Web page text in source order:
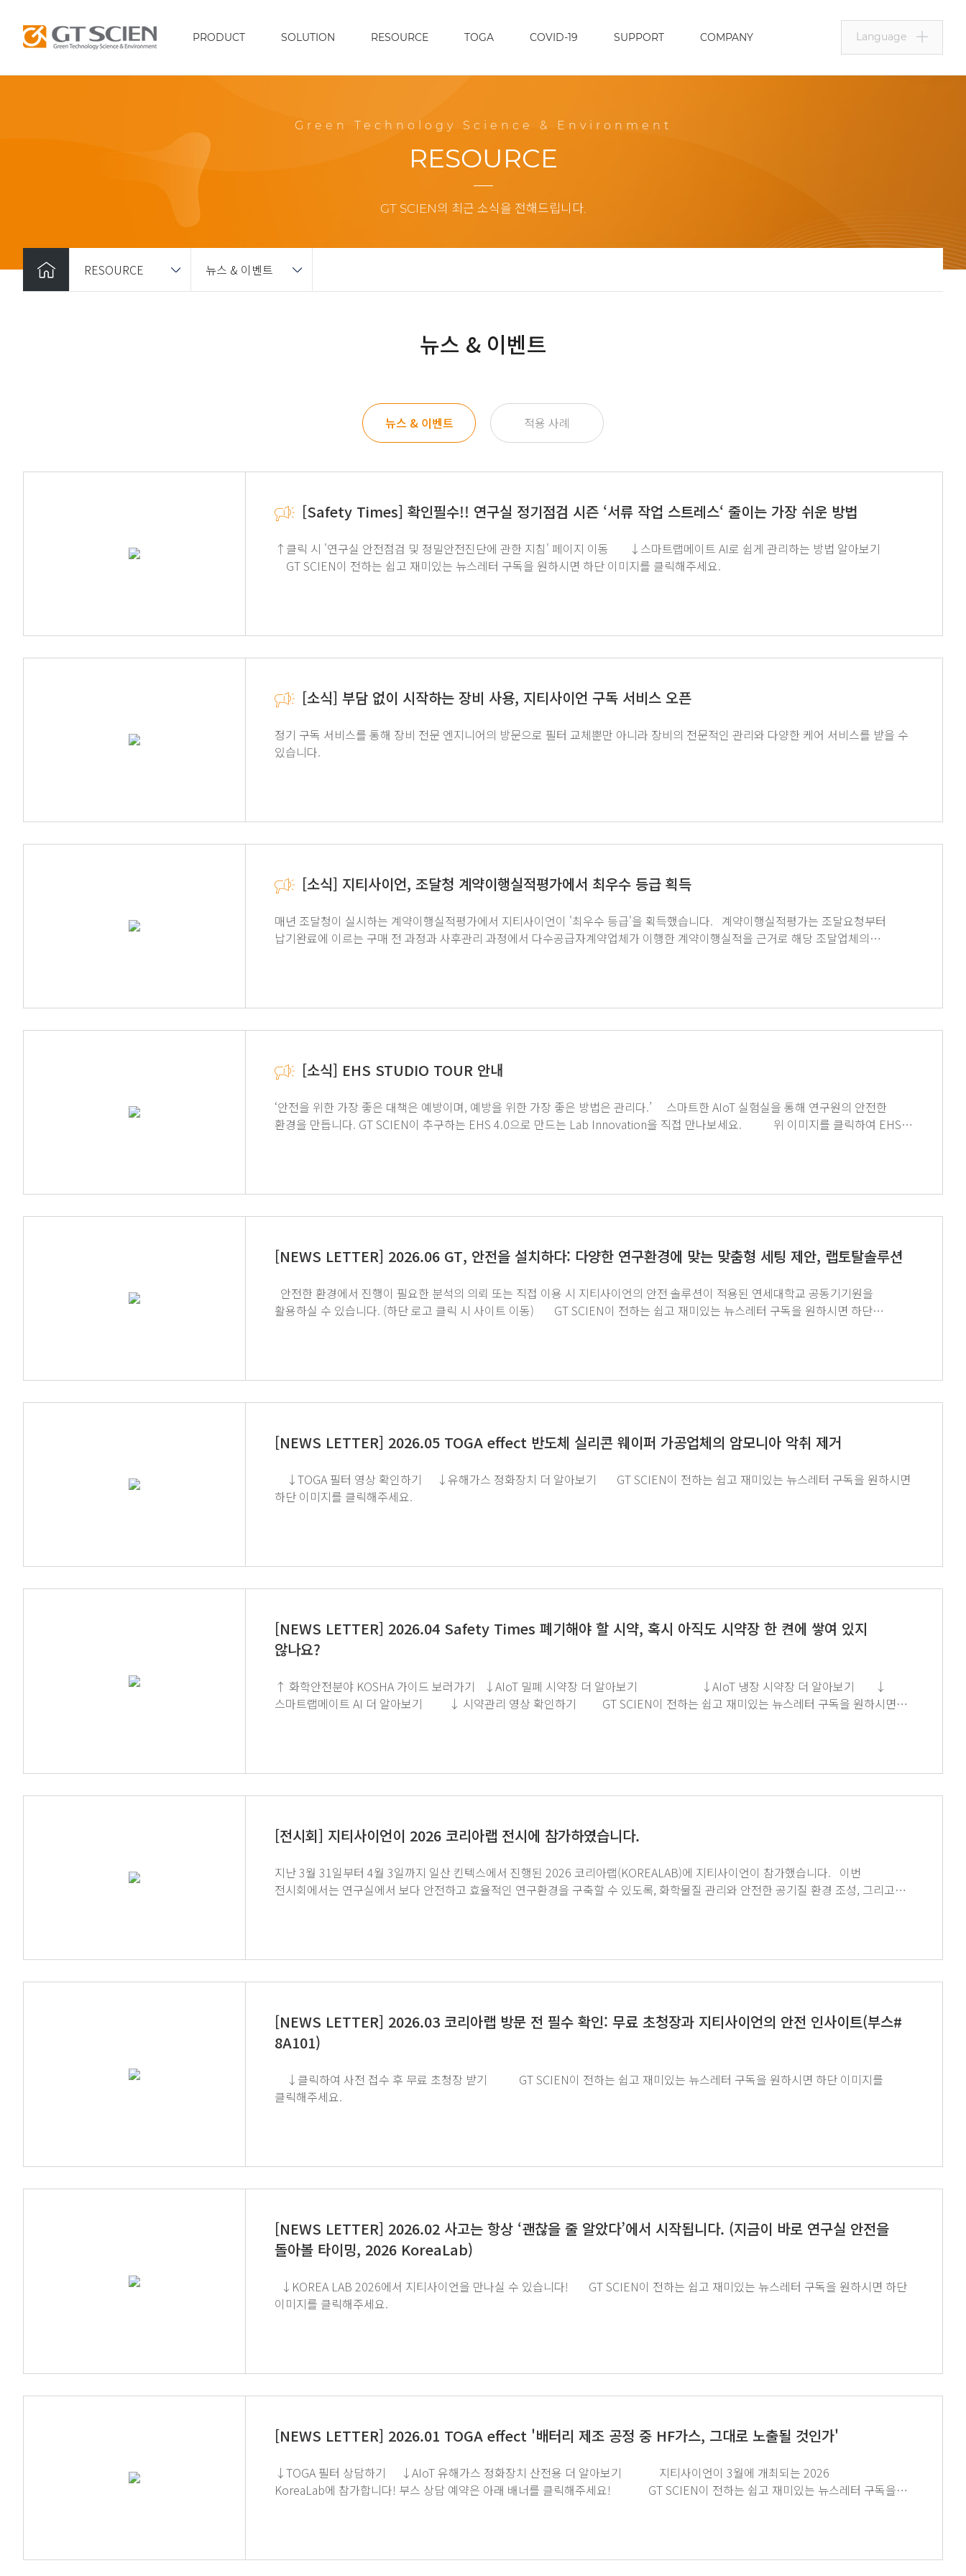
PRODUCT SOLUTION RESOURCE TOGA COVID-19 SUPPORT COMPANY Language
Green Technology Science & Environment
RESOURCE
GT SCIEN의 최근 소식을 전해드립니다.
RESOURCE 뉴스 & 이벤트
뉴스 & 이벤트
뉴스 & 이벤트 적용 사례
[Safety Times] 확인필수!! 연구실 정기점검 시즌 ‘서류 작업 스트레스‘ 줄이는 가장 쉬운 방법
↑클릭 시 '연구실 안전점검 및 정밀안전진단에 관한 지침' 페이지 이동 ↓스마트랩메이트 AI로 쉽게 관리하는 방법 알아보기
[소식] 부담 없이 시작하는 장비 사용, 지티사이언 구독 서비스 오픈
정기 구독 서비스를 통해 장비 전문 엔지니어의 방문으로 필터 교체뿐만 아니라 장비의 전문적인 관리와 다양한 케어 서비스를 받을 수
있습니다.
[소식] 지티사이언, 조달청 계약이행실적평가에서 최우수 등급 획득
매년 조달청이 실시하는 계약이행실적평가에서 지티사이언이 '최우수 등급'을 획득했습니다. 계약이행실적평가는 조달요청부터
납기완료에 이르는 구매 전 과정과 사후관리 과정에서 다수공급자계약업체가 이행한 계약이행실적을 근거로 해당 조달업체의
[소식] EHS STUDIO TOUR 안내
‘안전을 위한 가장 좋은 대책은 예방이며, 예방을 위한 가장 좋은 방법은 관리다.’ 스마트한 AIoT 실험실을 통해 연구원의 안전한
환경을 만듭니다. GT SCIEN이 추구하는 EHS 4.0으로 만드는 Lab Innovation을 직접 만나보세요. 위 이미지를 클릭하여 EHS
[NEWS LETTER] 2026.06 GT, 안전을 설치하다: 다양한 연구환경에 맞는 맞춤형 세팅 제안, 랩토탈솔루션
활용하실 수 있습니다. (하단 로고 클릭 시 사이트 이동) GT SCIEN이 전하는 쉽고 재미있는 뉴스레터 구독을 원하시면 하단
[NEWS LETTER] 2026.05 TOGA effect 반도체 실리콘 웨이퍼 가공업체의 암모니아 악취 제거
하단 이미지를 클릭해주세요.
[NEWS LETTER] 2026.04 Safety Times 폐기해야 할 시약, 혹시 아직도 시약장 한 켠에 쌓여 있지
않나요?
↑ 화학안전분야 KOSHA 가이드 보러가기 ↓AIoT 밀폐 시약장 더 알아보기 ↓AIoT 냉장 시약장 더 알아보기 ↓
스마트랩메이트 AI 더 알아보기 ↓ 시약관리 영상 확인하기 GT SCIEN이 전하는 쉽고 재미있는 뉴스레터 구독을 원하시면
[전시회] 지티사이언이 2026 코리아랩 전시에 참가하였습니다.
지난 3월 31일부터 4월 3일까지 일산 킨텍스에서 진행된 2026 코리아랩(KOREALAB)에 지티사이언이 참가했습니다. 이번
전시회에서는 연구실에서 보다 안전하고 효율적인 연구환경을 구축할 수 있도록, 화학물질 관리와 안전한 공기질 환경 조성, 그리고
[NEWS LETTER] 2026.03 코리아랩 방문 전 필수 확인: 무료 초청장과 지티사이언의 안전 인사이트(부스#
8A101)
[NEWS LETTER] 2026.02 사고는 항상 ‘괜찮을 줄 알았다’에서 시작됩니다. (지금이 바로 연구실 안전을
돌아볼 타이밍, 2026 KoreaLab)
이미지를 클릭해주세요.
[NEWS LETTER] 2026.01 TOGA effect '배터리 제조 공정 중 HF가스, 그대로 노출될 것인가'
↓TOGA 필터 상담하기 ↓AIoT 유해가스 정화장치 산전용 더 알아보기 지티사이언이 3월에 개최되는 2026
KoreaLab에 참가합니다! 부스 상담 예약은 아래 배너를 클릭해주세요! GT SCIEN이 전하는 쉽고 재미있는 뉴스레터 구독을